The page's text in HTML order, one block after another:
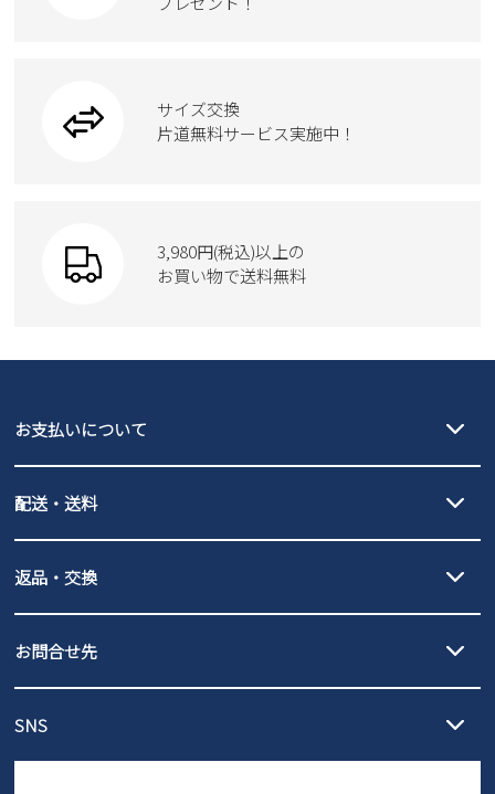
ウェア
moz
ブーツ
Parade
GAP
new balance
瞬足
ハンドバッグ
トートバッグサイズ交換
片道無料サービス実施中！
3,980円(税込)以上の
お買い物で送料無料
お支払いについて
PayPay（オンライン決済）、代金引換のご利用が可能です。
配送・送料
北海道・本州・四国・九州…550円
3,980円（税込）以上お買い上げで送料無料
発送日・送料詳細については
ご利用ください。
全国一律…220円（税込）
発送日・送料詳細についてはご利用ガイドを
ご利用ください。
返品・交換
の片道無料サービスを実施中！
ントとしても安心してご利用いただけるよう、サイズ交換の受付期
お問合せ先
営業時間：11時～17時
SNS